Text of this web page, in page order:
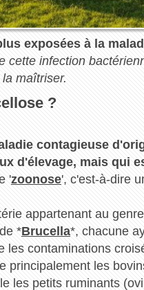
exposées à la
cette infection
maîtriser.
?
contagieuse
d'élevage, mais qui
'zoonose', c'est-à-dire
appartenant au
*Brucella*, chacune
les contaminations
principalement les
les petits ruminants